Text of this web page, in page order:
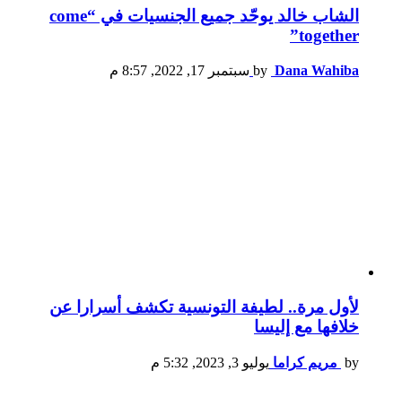
الشاب خالد يوحّد جميع الجنسيات في “come
together”
by Dana Wahiba سبتمبر 17, 2022, 8:57 م
لأول مرة.. لطيفة التونسية تكشف أسرارا عن
خلافها مع إليسا
by مريم كراما يوليو 3, 2023, 5:32 م